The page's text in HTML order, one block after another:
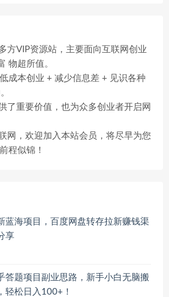
方VIP资源站，主要面向互联网创业
物超所值。
成本创业 + 减少信息差 + 见识各种
了重要价值，也为众多创业者开启网
网，欢迎加入本站会员，将尽早为您
程似锦！
蓝海项目，百度网盘转存拉新赚钱渠
享
答题项目副业思路，新手小白无脑搬
轻松日入100+！